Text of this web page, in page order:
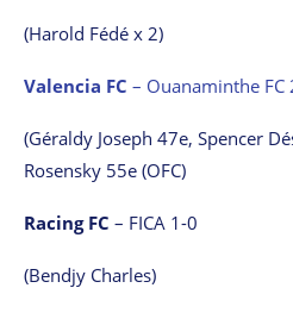
(Harold Fédé x 2)
Valencia FC – Ouanaminthe FC
(Géraldy Joseph 47e, Spencer
Rosensky 55e (OFC)
Racing FC – FICA 1-0
(Bendjy Charles)